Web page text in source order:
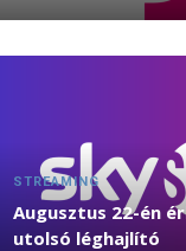
STREAMING
Augusztus 22-én
utolsó léghajlító